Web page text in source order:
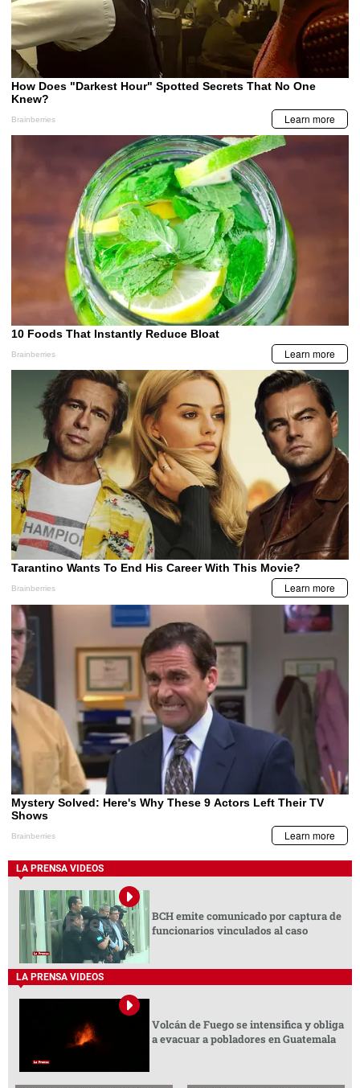
LA PRENSA VIDEOS
BCH emite comunicado por captura de
funcionarios vinculados al caso
LA PRENSA VIDEOS
Volcán de Fuego se intensifica y obliga
a evacuar a pobladores en Guatemala